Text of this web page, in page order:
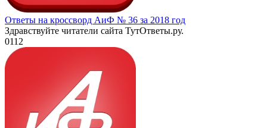
Ответы на кроссворд АиФ № 36 за 2018 год
Здравствуйте читатели сайта ТутОтветы.ру.
0112